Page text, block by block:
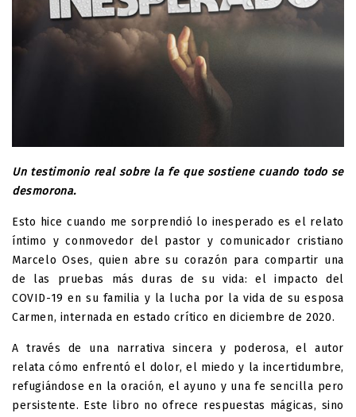
Un testimonio real sobre la fe que sostiene cuando todo se
desmorona.
Esto hice cuando me sorprendió lo inesperado es el relato
íntimo y conmovedor del pastor y comunicador cristiano
Marcelo Oses, quien abre su corazón para compartir una
de las pruebas más duras de su vida: el impacto del
COVID-19 en su familia y la lucha por la vida de su esposa
Carmen, internada en estado crítico en diciembre de 2020.
A través de una narrativa sincera y poderosa, el autor
relata cómo enfrentó el dolor, el miedo y la incertidumbre,
refugiándose en la oración, el ayuno y una fe sencilla pero
persistente. Este libro no ofrece respuestas mágicas, sino